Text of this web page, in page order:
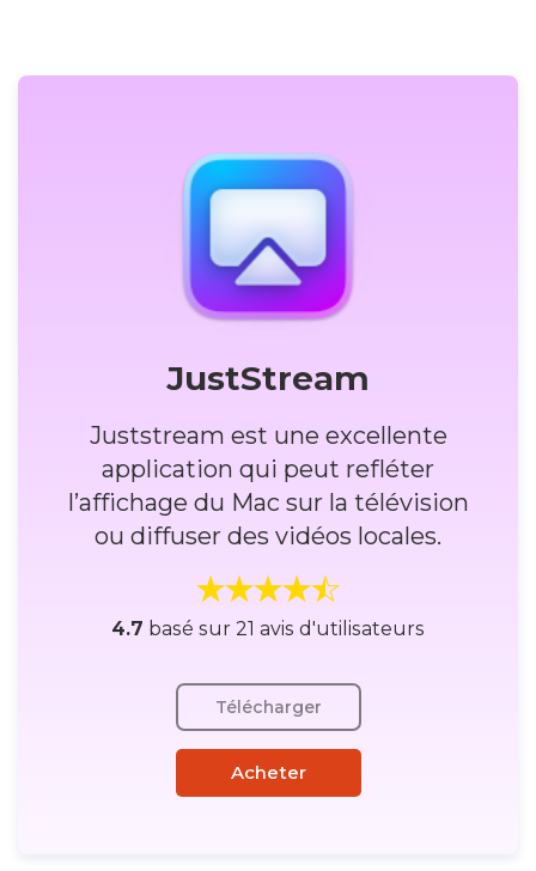
JustStream
Juststream est une excellente
application qui peut refléter
l’affichage du Mac sur la télévision
ou diffuser des vidéos locales.
4.7 basé sur 21 avis d'utilisateurs
Télécharger
Acheter